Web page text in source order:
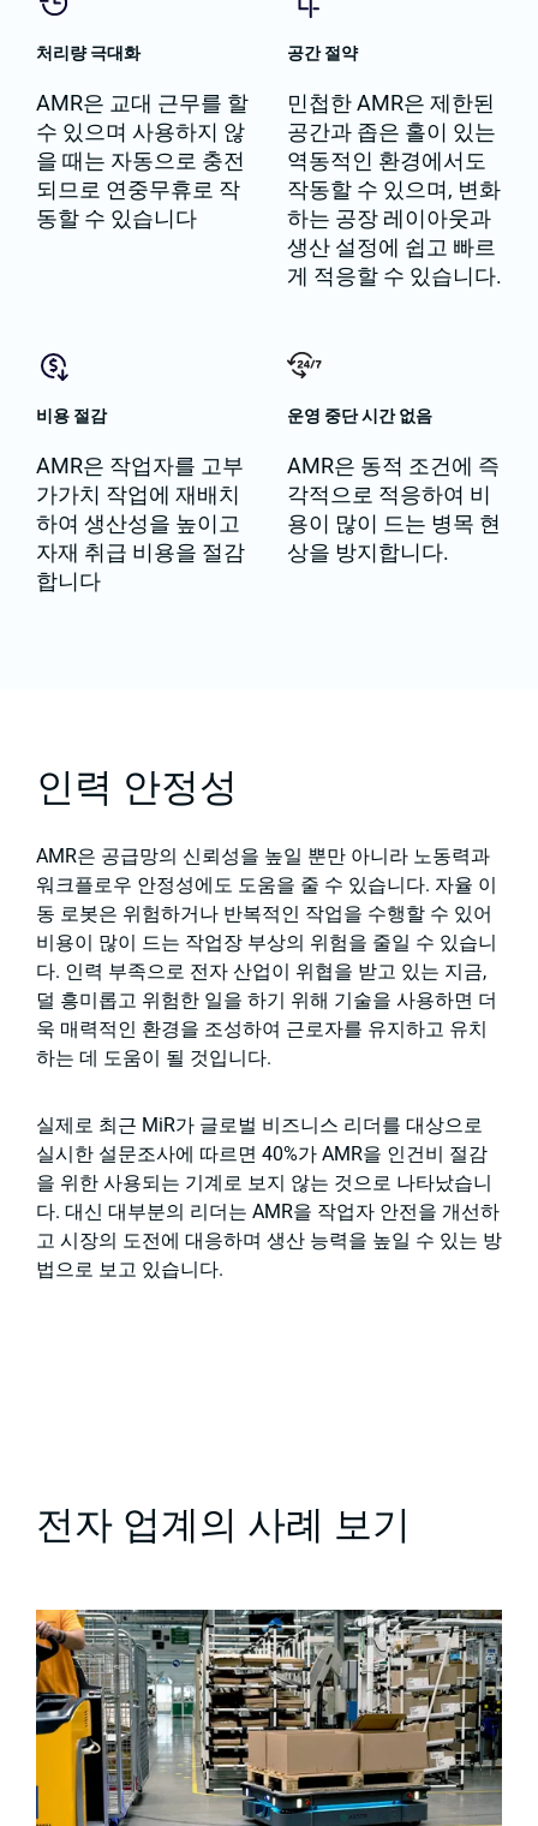
처리량 극대화
AMR은 교대 근무를 할
수 있으며 사용하지 않
을 때는 자동으로 충전
되므로 연중무휴로 작
동할 수 있습니다
공간 절약
민첩한 AMR은 제한된
공간과 좁은 홀이 있는
역동적인 환경에서도
작동할 수 있으며, 변화
하는 공장 레이아웃과
생산 설정에 쉽고 빠르
게 적응할 수 있습니다.
비용 절감
AMR은 작업자를 고부
가가치 작업에 재배치
하여 생산성을 높이고
자재 취급 비용을 절감
합니다
운영 중단 시간 없음
AMR은 동적 조건에 즉
각적으로 적응하여 비
용이 많이 드는 병목 현
상을 방지합니다.
인력 안정성
AMR은 공급망의 신뢰성을 높일 뿐만 아니라 노동력과
워크플로우 안정성에도 도움을 줄 수 있습니다. 자율 이
동 로봇은 위험하거나 반복적인 작업을 수행할 수 있어
비용이 많이 드는 작업장 부상의 위험을 줄일 수 있습니
다. 인력 부족으로 전자 산업이 위협을 받고 있는 지금,
덜 흥미롭고 위험한 일을 하기 위해 기술을 사용하면 더
욱 매력적인 환경을 조성하여 근로자를 유지하고 유치
하는 데 도움이 될 것입니다.
실제로 최근 MiR가 글로벌 비즈니스 리더를 대상으로
실시한 설문조사에 따르면 40%가 AMR을 인건비 절감
을 위한 사용되는 기계로 보지 않는 것으로 나타났습니
다. 대신 대부분의 리더는 AMR을 작업자 안전을 개선하
고 시장의 도전에 대응하며 생산 능력을 높일 수 있는 방
법으로 보고 있습니다.
전자 업계의 사례 보기